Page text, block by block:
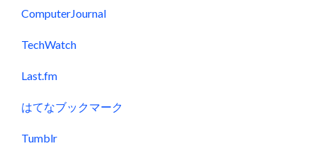
ComputerJournal
TechWatch
Last.fm
はてなブックマーク
Tumblr